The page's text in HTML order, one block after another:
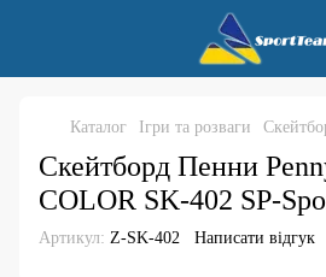
Каталог Ігри та розваги
Скейтборд Пенни
COLOR SK-402 SP-
Артикул: Z-SK-402 Написати відгук